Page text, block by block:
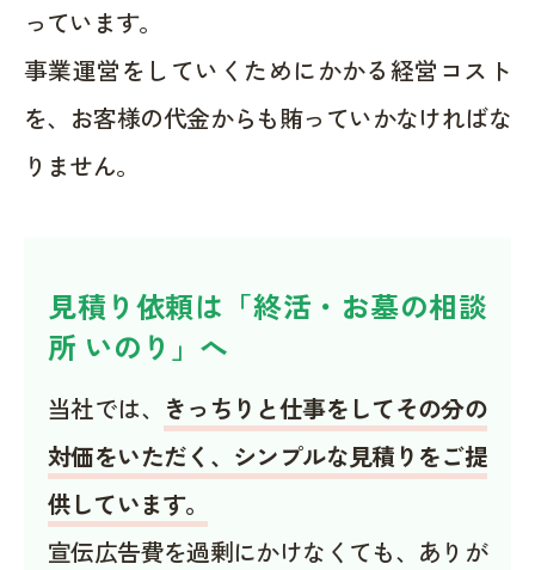
っています。
事業運営をしていくためにかかる経営コスト
を、お客様の代金からも賄っていかなければな
りません。
見積り依頼は「終活・お墓の相談
所 いのり」へ
当社では、 きっちりと仕事をしてその分の
対価をいただく、シンプルな見積りをご提
供しています。
宣伝広告費を過剰にかけなくても、ありが